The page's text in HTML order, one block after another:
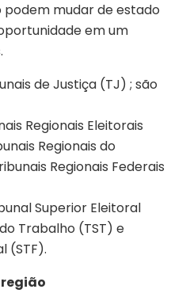
podem mudar de estado
em um
de Justiça (TJ) ; são
Regionais Eleitorais
Regionais do
Regionais Federais
Superior Eleitoral
Trabalho (TST) e
(STF).